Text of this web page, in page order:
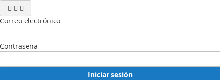
Correo electrónico
Contraseña
Iniciar sesión